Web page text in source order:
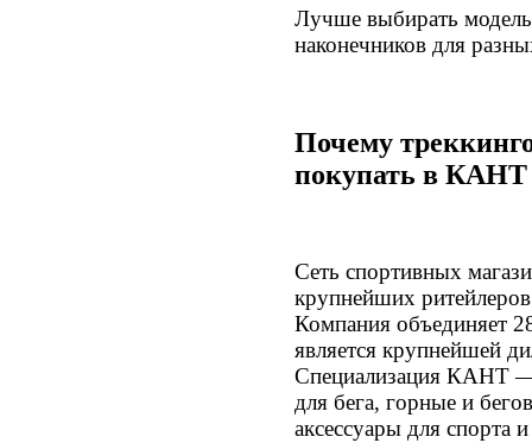
Лучше выбирать
наконечников для
Почему
покупать в КАНТ
Сеть спортивных
крупнейших
Компания объединяет
является крупнейшей
Специализация КАНТ —
для бега, горные и
аксессуары для спорта